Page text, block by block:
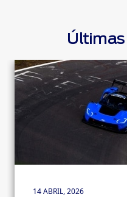
Últimas
14 ABRIL, 2026